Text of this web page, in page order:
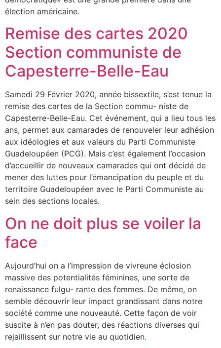
élection américaine.
Remise des cartes 2020
Section communiste de
Capesterre-Belle-Eau
Samedi 29 Février 2020, année bissextile, s’est tenue la
remise des cartes de la Section commu- niste de
Capesterre-Belle-Eau. Cet événement, qui a lieu tous les
ans, permet aux camarades de renouveler leur adhésion
aux idéologies et aux valeurs du Parti Communiste
Guadeloupéen (PCG). Mais c’est également l’occasion
d’accueillir de nouveaux camarades qui ont décidé de
mener des luttes pour l’émancipation du peuple et du
territoire Guadeloupéen avec le Parti Communiste au
sein des sections locales.
On ne doit plus se voiler la
face
Aujourd’hui on a l’impression de vivreune éclosion
massive des potentialités féminines, une sorte de
renaissance fulgu- rante des femmes. De même, on
semble découvrir leur impact grandissant dans notre
société comme une nouveauté. Cette façon de voir
suscite à n’en pas douter, des réactions diverses qui
rejaillissent sur notre vie au quotidien.